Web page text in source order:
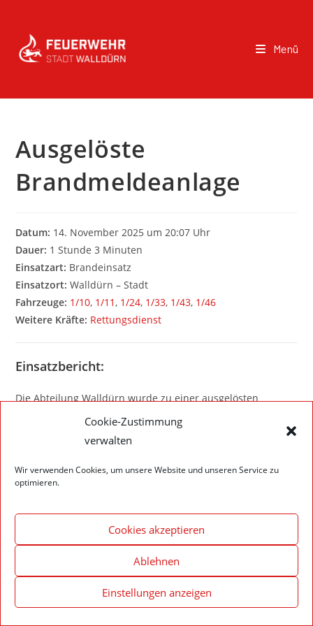
Cookie-Zustimmung
verwalten
Wir verwenden Cookies, um unsere Website und unseren Service zu
optimieren.
Cookies akzeptieren
Ablehnen
Einstellungen anzeigen
Menü
Ausgelöste
Brandmeldeanlage
Datum: 14. November 2025 um 20:07 Uhr
Dauer: 1 Stunde 3 Minuten
Einsatzart: Brandeinsatz
Einsatzort: Walldürn – Stadt
Fahrzeuge: 1/10, 1/11, 1/24, 1/33, 1/43, 1/46
Weitere Kräfte: Rettungsdienst
Einsatzbericht:
Die Abteilung Walldürn wurde zu einer ausgelösten
Brandmeldeanlage alarmiert. Die Einsatzkräfte überprüften
den betroffenen Bereich und führten die notwendigen
Impressum – Datenschutzerklärung Cookie-Richtlinie (EU)
© 2020 Feuerwehr Walldürn